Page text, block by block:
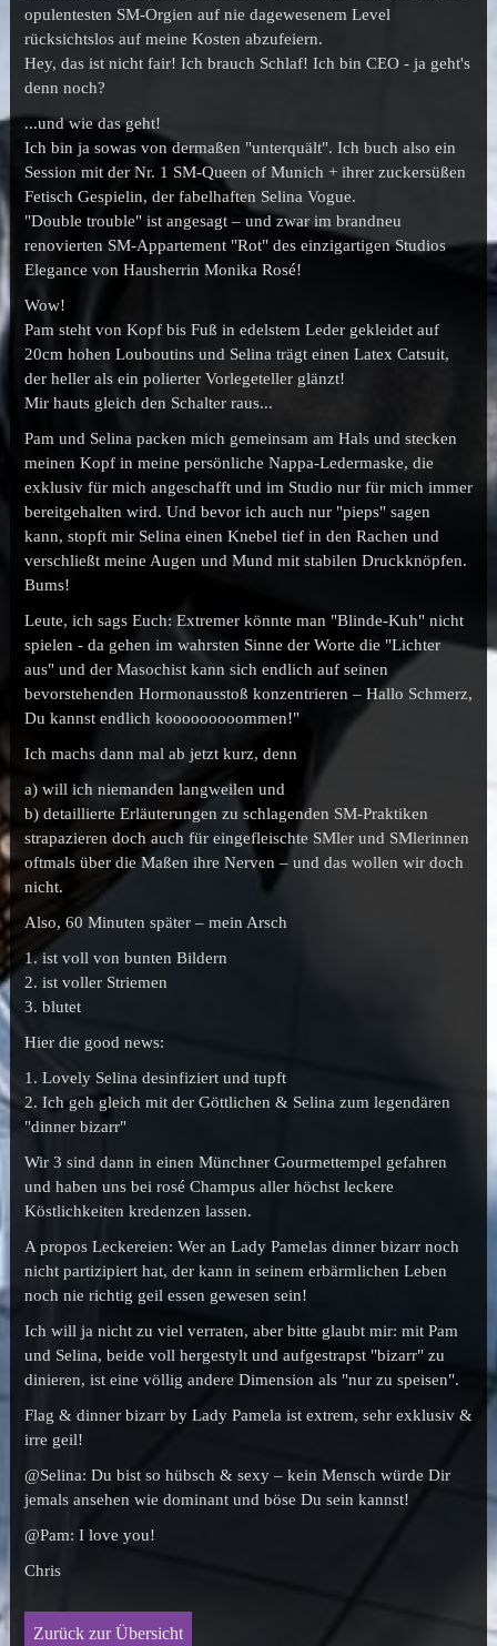
opulentesten SM-Orgien auf nie dagewesenem Level
rücksichtslos auf meine Kosten abzufeiern.
Hey, das ist nicht fair! Ich brauch Schlaf! Ich bin CEO - ja geht's
denn noch?
...und wie das geht!
Ich bin ja sowas von dermaßen "unterquält". Ich buch also ein
Session mit der Nr. 1 SM-Queen of Munich + ihrer zuckersüßen
Fetisch Gespielin, der fabelhaften Selina Vogue.
"Double trouble" ist angesagt – und zwar im brandneu
renovierten SM-Appartement "Rot" des einzigartigen Studios
Elegance von Hausherrin Monika Rosé!
Wow!
Pam steht von Kopf bis Fuß in edelstem Leder gekleidet auf
20cm hohen Louboutins und Selina trägt einen Latex Catsuit,
der heller als ein polierter Vorlegeteller glänzt!
Mir hauts gleich den Schalter raus...
Pam und Selina packen mich gemeinsam am Hals und stecken
meinen Kopf in meine persönliche Nappa-Ledermaske, die
exklusiv für mich angeschafft und im Studio nur für mich immer
bereitgehalten wird. Und bevor ich auch nur "pieps" sagen
kann, stopft mir Selina einen Knebel tief in den Rachen und
verschließt meine Augen und Mund mit stabilen Druckknöpfen.
Bums!
Leute, ich sags Euch: Extremer könnte man "Blinde-Kuh" nicht
spielen - da gehen im wahrsten Sinne der Worte die "Lichter
aus" und der Masochist kann sich endlich auf seinen
bevorstehenden Hormonausstoß konzentrieren – Hallo Schmerz,
Du kannst endlich kooooooooommen!"
Ich machs dann mal ab jetzt kurz, denn
a) will ich niemanden langweilen und
b) detaillierte Erläuterungen zu schlagenden SM-Praktiken
strapazieren doch auch für eingefleischte SMler und SMlerinnen
oftmals über die Maßen ihre Nerven – und das wollen wir doch
nicht.
Also, 60 Minuten später – mein Arsch
1. ist voll von bunten Bildern
2. ist voller Striemen
3. blutet
Hier die good news:
1. Lovely Selina desinfiziert und tupft
2. Ich geh gleich mit der Göttlichen & Selina zum legendären
"dinner bizarr"
Wir 3 sind dann in einen Münchner Gourmettempel gefahren
und haben uns bei rosé Champus aller höchst leckere
Köstlichkeiten kredenzen lassen.
A propos Leckereien: Wer an Lady Pamelas dinner bizarr noch
nicht partizipiert hat, der kann in seinem erbärmlichen Leben
noch nie richtig geil essen gewesen sein!
Ich will ja nicht zu viel verraten, aber bitte glaubt mir: mit Pam
und Selina, beide voll hergestylt und aufgestrapst "bizarr" zu
dinieren, ist eine völlig andere Dimension als "nur zu speisen".
Flag & dinner bizarr by Lady Pamela ist extrem, sehr exklusiv &
irre geil!
@Selina: Du bist so hübsch & sexy – kein Mensch würde Dir
jemals ansehen wie dominant und böse Du sein kannst!
@Pam: I love you!
Chris
Zurück zur Übersicht